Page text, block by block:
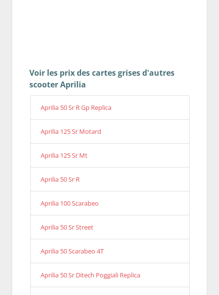
Voir les prix des cartes grises d'autres
scooter Aprilia
Aprilia 50 Sr R Gp Replica
Aprilia 125 Sr Motard
Aprilia 125 Sr Mt
Aprilia 50 Sr R
Aprilia 100 Scarabeo
Aprilia 50 Sr Street
Aprilia 50 Scarabeo 4T
Aprilia 50 Sr Ditech Poggiali Replica